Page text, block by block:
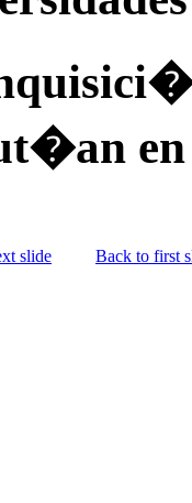
en
slide Back to first